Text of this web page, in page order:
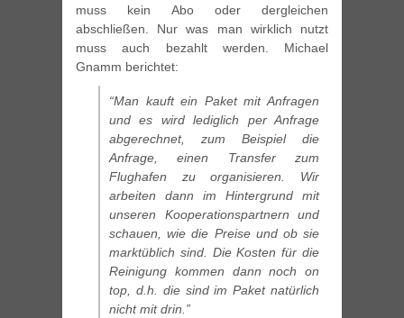
muss kein Abo oder dergleichen
abschließen. Nur was man wirklich nutzt
muss auch bezahlt werden. Michael
Gnamm berichtet:
“Man kauft ein Paket mit Anfragen
und es wird lediglich per Anfrage
abgerechnet, zum Beispiel die
Anfrage, einen Transfer zum
Flughafen zu organisieren. Wir
arbeiten dann im Hintergrund mit
unseren Kooperationspartnern und
schauen, wie die Preise und ob sie
marktüblich sind. Die Kosten für die
Reinigung kommen dann noch on
top, d.h. die sind im Paket natürlich
nicht mit drin.”